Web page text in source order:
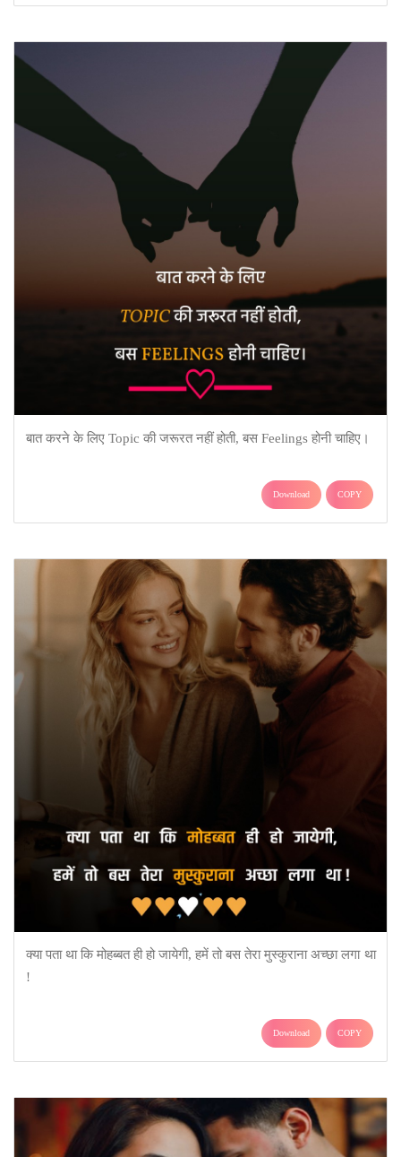
बात करने के लिए Topic की जरूरत नहीं होती, बस Feelings होनी चाहिए।
Download COPY
क्या पता था कि मोहब्बत ही हो जायेगी, हमें तो बस तेरा मुस्कुराना अच्छा लगा था
!
Download COPY